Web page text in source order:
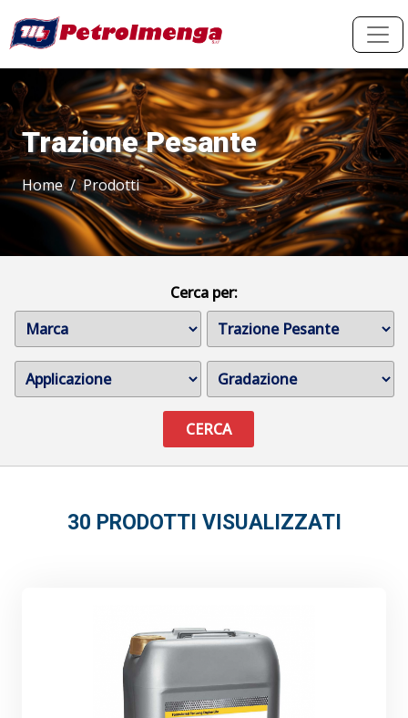
Trazione Pesante
Home Prodotti
Cerca per:
CERCA
30 PRODOTTI VISUALIZZATI